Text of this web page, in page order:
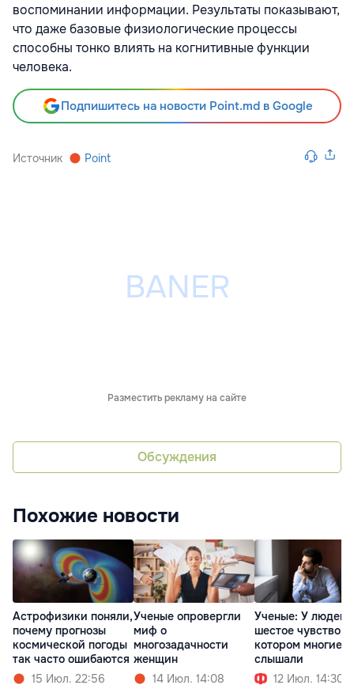
воспоминании информации. Результаты показывают,
что даже базовые физиологические процессы
способны тонко влиять на когнитивные функции
человека.
Подпишитесь на новости Point.md в Google
Источник Point
Разместить рекламу на сайте
Обсуждения
Похожие новости
Астрофизики поняли,
почему прогнозы
космической погоды
так часто ошибаются
15 Июл. 22:56
Ученые опровергли
миф о
многозадачности
женщин
14 Июл. 14:08
Ученые: У людей
шестое чувство, о
котором многие
слышали
12 Июл. 14:30